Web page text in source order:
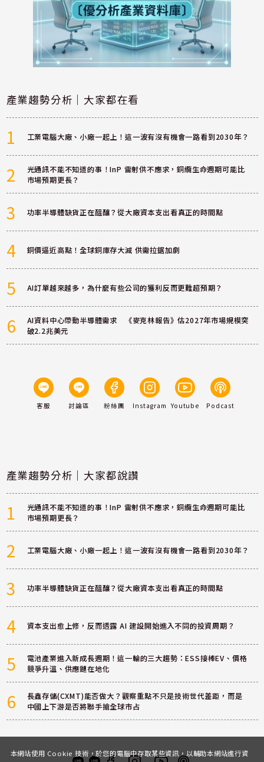
產業趨勢分析｜大家都在看
1 工業電腦大廠、小廠一起上！這一波有沒有機會一路看到2030年？
2
光通訊不能不知道的事！InP 雷射供不應求，銅纜生命週期可能比
市場預期更長？
3 功率半導體缺貨正在醞釀？從大廠資本支出看真正的時間點
4 銅價逼近高點！全球銅庫存大減 供需拉鋸加劇
5 AI訂單越來越多，為什麼有些公司的獲利反而更難超預期？
6
AI資料中心帶動半導體需求 《麥克林報告》估2027年市場規模突
破2.2兆美元
客服 討論區 粉絲團 Instagram Youtube Podcast
產業趨勢分析｜大家都說讚
1
光通訊不能不知道的事！InP 雷射供不應求，銅纜生命週期可能比
市場預期更長？
2 工業電腦大廠、小廠一起上！這一波有沒有機會一路看到2030年？
3 功率半導體缺貨正在醞釀？從大廠資本支出看真正的時間點
4 資本支出愈上修，反而透露 AI 建設開始進入不同的投資周期？
5
電池產業進入新成長週期！這一輪的三大趨勢：ESS接棒EV、價格
競爭升溫、供應鏈在地化
6
長鑫存儲(CXMT)能否做大？觀察重點不只是技術世代差距，而是
中國上下游是否將聯手搶全球市占
本網站使用 Cookie 技術，於您的電腦中存取某些資訊，以輔助本網站進行資